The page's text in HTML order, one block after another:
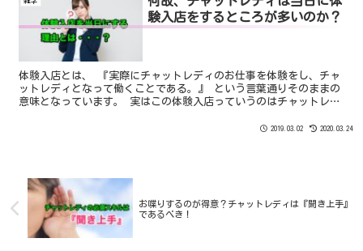
験入店をするところが多いのか？
体験入店とは、 『実際にチャットレディのお仕事を体験をし、チャ
ットレディとなって働くことである。』 という言葉通りそのままの
意味となっています。 実はこの体験入店っていうのはチャットレデ
2019.03.02 2020.03.24
お喋りするのが得意？チャットレディは『聞き上手』
であるべき！